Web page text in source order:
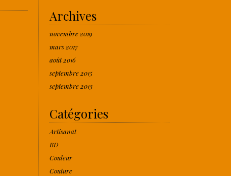
Archives
novembre 2019
mars 2017
août 2016
septembre 2015
septembre 2013
Catégories
Artisanat
BD
Couleur
Couture